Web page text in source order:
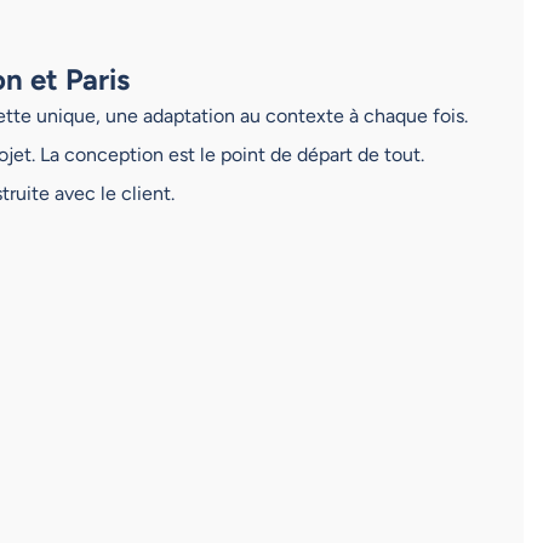
et Paris
unique, une adaptation au contexte à chaque fois.
La conception est le point de départ de tout.
avec le client.